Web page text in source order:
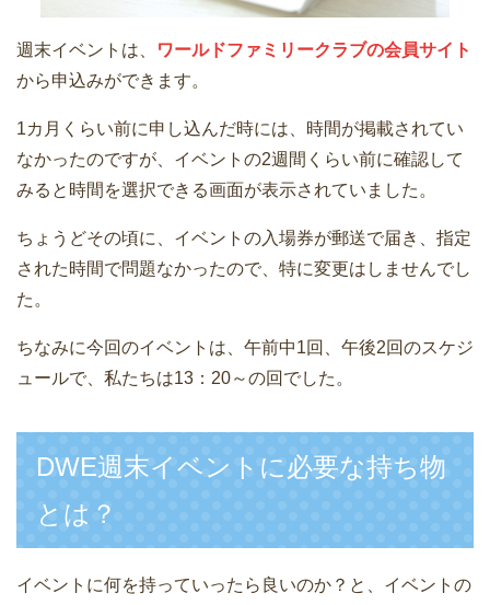
週末イベントは、
ワールドファミリークラブの会員サイト
から申込みができます。
1カ月くらい前に申し込んだ時には、時間が掲載されてい
なかったのですが、イベントの2週間くらい前に確認して
みると時間を選択できる画面が表示されていました。
ちょうどその頃に、イベントの入場券が郵送で届き、指定
された時間で問題なかったので、特に変更はしませんでし
た。
ちなみに今回のイベントは、午前中1回、午後2回のスケジ
ュールで、私たちは13：20～の回でした。
DWE週末イベントに必要な持ち物
とは？
イベントに何を持っていったら良いのか？と、イベントの